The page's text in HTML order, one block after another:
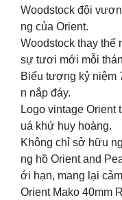
Woodstock đội
ng của Orient.
Woodstock thay thế
sự tươi mới mỗi
Biểu tượng kỷ niệm
n nắp đáy.
️Logo vintage
uá khứ huy hoàng.
Không chỉ sở hữu
ng hồ Orient and
ới hạn, mang lại
Orient Mako 40mm